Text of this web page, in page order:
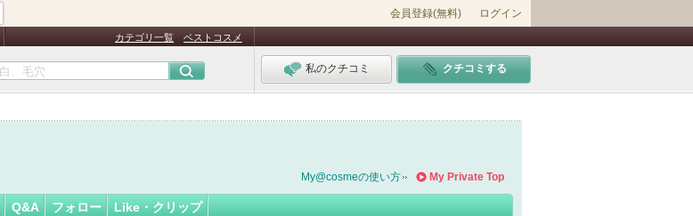
会員登録(無料) ログイン
カテゴリ一覧 ベストコスメ
私のクチコミ クチコミする
My Private Top
My@cosmeの使い方
Q&A フォロー Like・クリップ